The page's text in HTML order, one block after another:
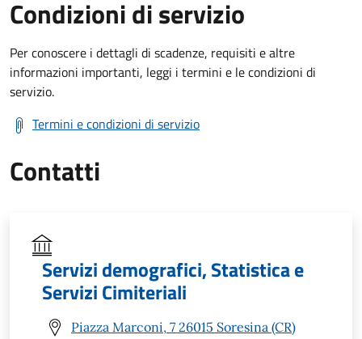
Condizioni di servizio
Per conoscere i dettagli di scadenze, requisiti e altre
informazioni importanti, leggi i termini e le condizioni di
servizio.
Termini e condizioni di servizio
Contatti
Servizi demografici, Statistica e
Servizi Cimiteriali
Piazza Marconi, 7 26015 Soresina (CR)